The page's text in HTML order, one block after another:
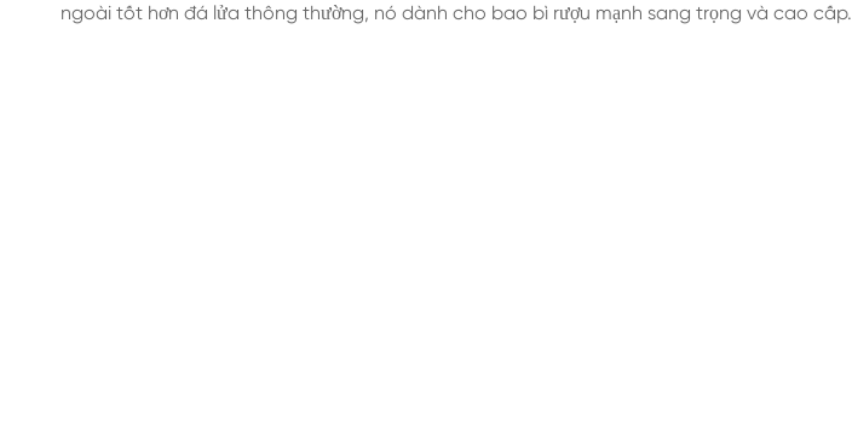
ngoài tốt hơn đá lửa thông thường, nó dành cho bao bì rượu mạnh sang trọng và cao cấp.